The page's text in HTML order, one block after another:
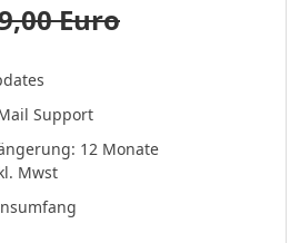
Euro
Support
12 Monate
Mwst